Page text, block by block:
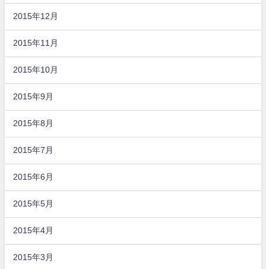
2015年12月
2015年11月
2015年10月
2015年9月
2015年8月
2015年7月
2015年6月
2015年5月
2015年4月
2015年3月